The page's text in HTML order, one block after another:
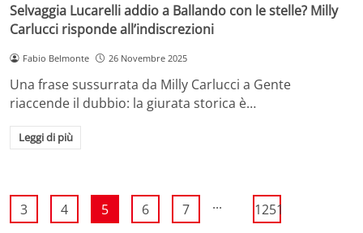
Selvaggia Lucarelli addio a Ballando con le stelle? Milly
Carlucci risponde all’indiscrezioni
Fabio Belmonte 26 Novembre 2025
Una frase sussurrata da Milly Carlucci a Gente
riaccende il dubbio: la giurata storica è…
Leggi di più
3 4 5 6 7 ... 1251